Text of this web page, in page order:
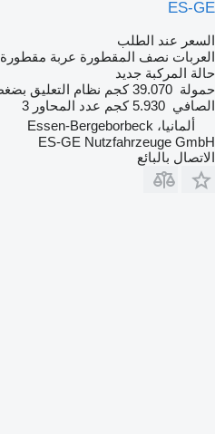
ES-GE
السعر عند الطلب
العربات نصف المقطورة عربة
حالة المركبة جديد
حمولة 39.070 كجم نظام التعليق
الصافي 5.930 كجم عدد المحاور 3
ألمانيا، Essen-Bergeborbeck
ES-GE Nutzfahrzeuge GmbH
الاتصال بالبائع